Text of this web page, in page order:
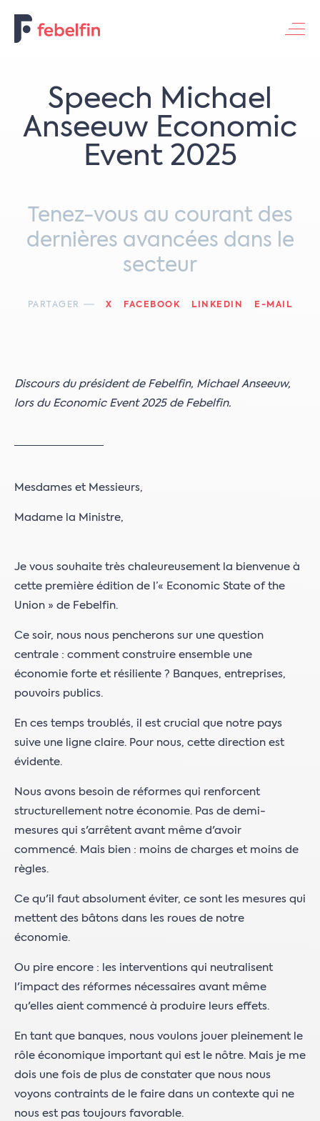
Speech Michael
Anseeuw Economic
Event 2025
Tenez-vous au courant des
dernières avancées dans le
secteur
PARTAGER X FACEBOOK LINKEDIN E-MAIL
Discours du président de Febelfin, Michael Anseeuw,
lors du Economic Event 2025 de Febelfin.
Mesdames et Messieurs,
Madame la Ministre,
Je vous souhaite très chaleureusement la bienvenue à
cette première édition de l’« Economic State of the
Union » de Febelfin.
Ce soir, nous nous pencherons sur une question
centrale : comment construire ensemble une
économie forte et résiliente ? Banques, entreprises,
pouvoirs publics.
En ces temps troublés, il est crucial que notre pays
suive une ligne claire. Pour nous, cette direction est
évidente.
Nous avons besoin de réformes qui renforcent
structurellement notre économie. Pas de demi-
mesures qui s'arrêtent avant même d'avoir
commencé. Mais bien : moins de charges et moins de
règles.
Ce qu'il faut absolument éviter, ce sont les mesures qui
mettent des bâtons dans les roues de notre
économie.
Ou pire encore : les interventions qui neutralisent
l'impact des réformes nécessaires avant même
qu'elles aient commencé à produire leurs effets.
En tant que banques, nous voulons jouer pleinement le
rôle économique important qui est le nôtre. Mais je me
dois une fois de plus de constater que nous nous
voyons contraints de le faire dans un contexte qui ne
nous est pas toujours favorable.